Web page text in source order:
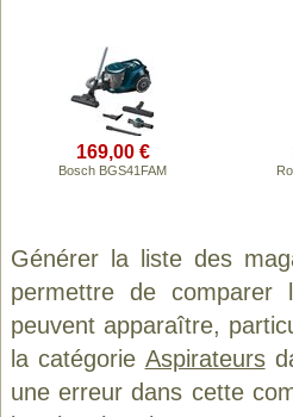
169,00 €
Bosch BGS41FAM
Générer la liste des
permettre de comparer
peuvent apparaître,
la catégorie Aspirateurs
une erreur dans cette